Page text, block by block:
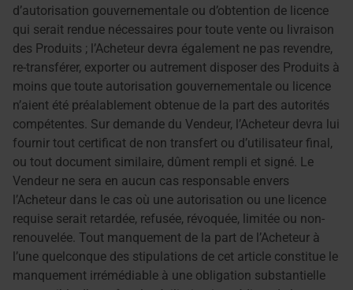
d’autorisation gouvernementale ou d’obtention de licence
qui serait rendue nécessaires pour toute vente ou livraison
des Produits ; l’Acheteur devra également ne pas revendre,
re-transférer, exporter ou autrement disposer des Produits à
moins que toute autorisation gouvernementale ou licence
n’aient été préalablement obtenue de la part des autorités
compétentes. Sur demande du Vendeur, l’Acheteur devra lui
fournir tout certificat de non transfert ou d’utilisateur final,
ou tout document similaire, dûment rempli et signé. Le
Vendeur ne sera en aucun cas responsable envers
l’Acheteur dans le cas où une autorisation ou une licence
requise serait retardée, refusée, révoquée, limitée ou non-
renouvelée. Tout manquement de la part de l’Acheteur à
l’une quelconque des stipulations de cet article constitue le
manquement irrémédiable à une obligation substantielle